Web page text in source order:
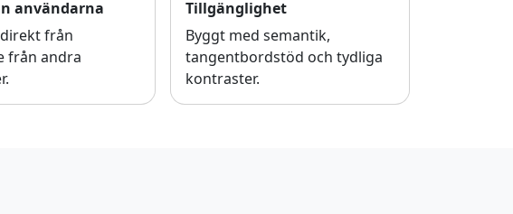
användarna
från
från andra
Tillgänglighet
Byggt med semantik,
tangentbordstöd och tydliga
kontraster.